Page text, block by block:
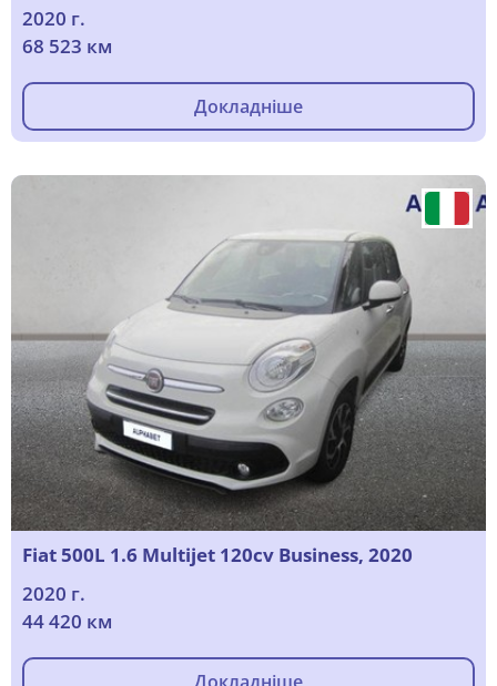
2020 г.
68 523 км
Докладніше
Fiat 500L 1.6 Multijet 120cv Business, 2020
2020 г.
44 420 км